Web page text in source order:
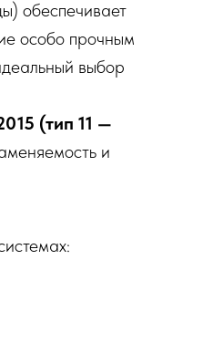
обеспечивает
особо прочным
выбор
(тип 11 —
и